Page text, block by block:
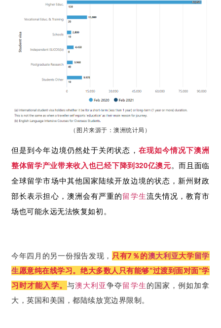
（图片来源于：澳洲统计局）
但是到今年边境仍然处于关闭状态， 在现如今情况下澳洲
整体留学产业带来收入也已经下降到320亿澳元。而且面临
全球留学市场中其他国家陆续开放边境的状态，新州财政
部长表示担心，澳洲会有严重的留学生流失情况，教育市
场也可能永远无法恢复如初。
今年四月的另一份报告发现， 只有7％的澳大利亚大学留学
生愿意纯在线学习。绝大多数人只有能够“过渡到面对面”学
习时才能入学。 与澳大利亚争夺留学生的国家，例如加拿
大，英国和美国，都陆续放宽边界限制。